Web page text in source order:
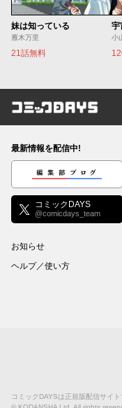
妹は知っている
雁木万里
21話無料
宇
小
コミック
最新情報を配信中!
編集部ブログ
コミックDAYS
@comicdays_team
お知らせ
ヘルプ／使い方
コミックDAYSは正規版配信サイ